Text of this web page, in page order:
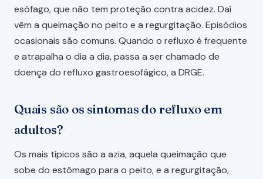
esôfago, que não tem proteção contra acidez. Daí
vêm a queimação no peito e a regurgitação. Episódios
ocasionais são comuns. Quando o refluxo é frequente
e atrapalha o dia a dia, passa a ser chamado de
doença do refluxo gastroesofágico, a DRGE.
Quais são os sintomas do refluxo em
adultos?
Os mais típicos são a azia, aquela queimação que
sobe do estômago para o peito, e a regurgitação,